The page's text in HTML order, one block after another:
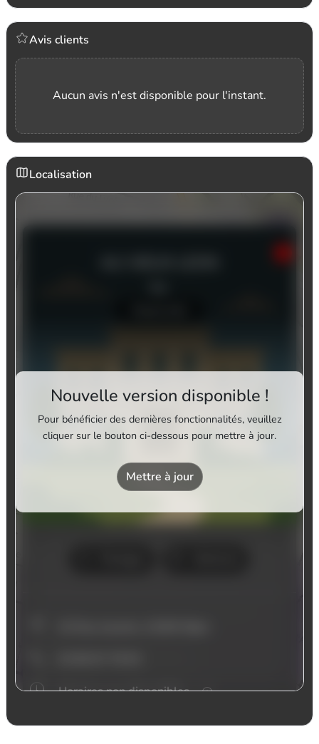
Avis clients
Aucun avis n'est disponible pour l'instant.
Localisation